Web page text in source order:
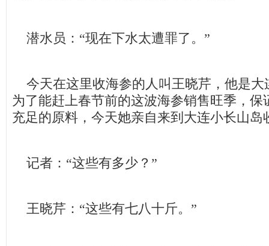
潜水员：“现在下水太遭罪了。”
今天在这里收海参的人叫王晓芹，他是大
为了能赶上春节前的这波海参销售旺季，保
充足的原料，今天她亲自来到大连小长山岛
记者：“这些有多少？”
王晓芹：“这些有七八十斤。”